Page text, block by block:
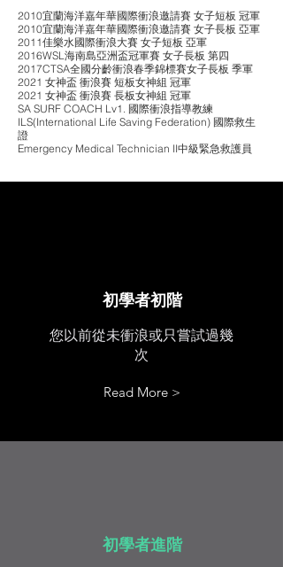
2010宜蘭海洋嘉年華國際衝浪邀請賽 女子短板 冠軍
2010宜蘭海洋嘉年華國際衝浪邀請賽 女子長板 亞軍
2011佳樂水國際衝浪大賽 女子短板 亞軍
2016WSL海南島亞洲盃冠軍賽 女子長板 第四
2017CTSA全國分齡衝浪春季錦標賽女子長板 季軍
2021 女神盃 衝浪賽 短板女神組 冠軍
2021 女神盃 衝浪賽 長板女神組 冠軍
SA SURF COACH Lv1. 國際衝浪指導教練
ILS(International Life Saving Federation) 國際救生
證
Emergency Medical Technician II中級緊急救護員
初學者初階
您以前從未衝浪或只嘗試過幾
次
Read More >
初學者進階